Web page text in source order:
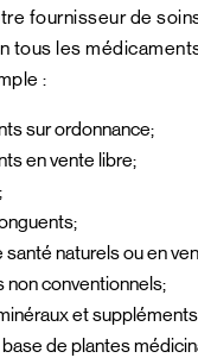
fournisseur de
tous les
:
sur ordonnance;
en vente libre;
naturels ou en
non conventionnels;
et
de plantes